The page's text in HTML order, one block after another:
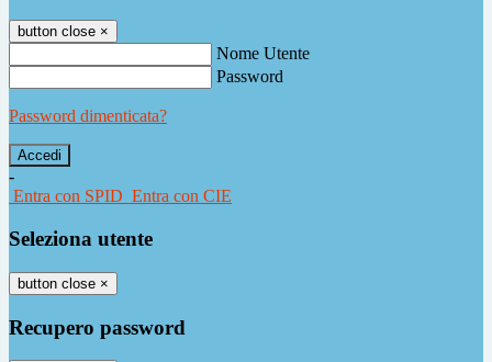
button close ×
Nome Utente
Password
Password dimenticata?
-
Entra con SPID Entra con CIE
Seleziona utente
button close ×
Recupero password